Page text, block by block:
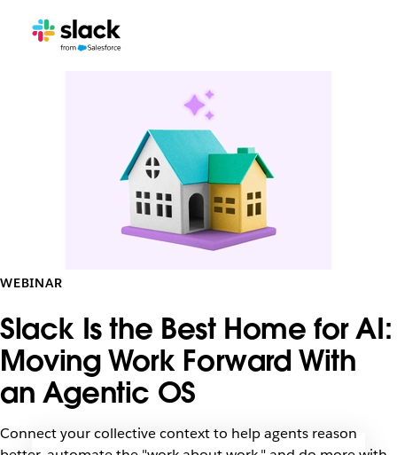
WEBINAR
Slack Is the Best Home for AI:
Moving Work Forward With
an Agentic OS
Connect your collective context to help agents reason